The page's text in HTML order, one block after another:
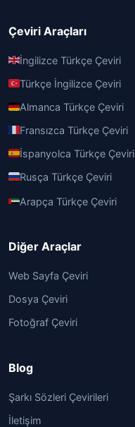
Çeviri Araçları
İngilizce Türkçe Çeviri
Türkçe İngilizce Çeviri
Almanca Türkçe Çeviri
Fransızca Türkçe Çeviri
İspanyolca Türkçe Çeviri
Rusça Türkçe Çeviri
Arapça Türkçe Çeviri
Diğer Araçlar
Web Sayfa Çeviri
Dosya Çeviri
Fotoğraf Çeviri
Blog
Şarkı Sözleri Çevirileri
İletişim